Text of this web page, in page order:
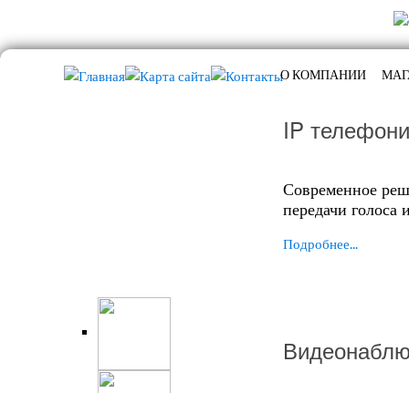
О КОМПАНИИ
IP
Современное
передачи голоса
Подробнее...